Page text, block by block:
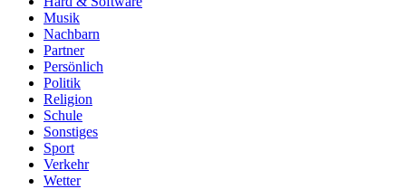
Musik
Nachbarn
Partner
Persönlich
Politik
Religion
Schule
Sonstiges
Sport
Verkehr
Wetter